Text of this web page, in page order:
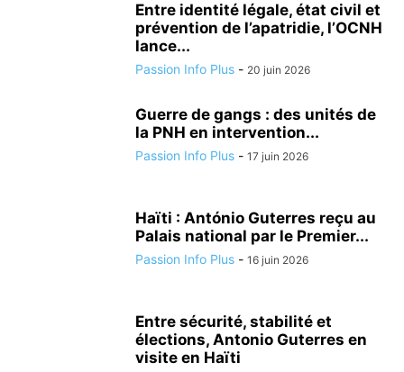
Entre identité légale, état civil et
prévention de l’apatridie, l’OCNH
lance...
Passion Info Plus - 20 juin 2026
Guerre de gangs : des unités de
la PNH en intervention...
Passion Info Plus - 17 juin 2026
Haïti : António Guterres reçu au
Palais national par le Premier...
Passion Info Plus - 16 juin 2026
Entre sécurité, stabilité et
élections, Antonio Guterres en
visite en Haïti